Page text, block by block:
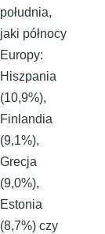
południa,
jaki północy
Europy:
Hiszpania
(10,9%),
Finlandia
(9,1%),
Grecja
(9,0%),
Estonia
(8,7%) czy